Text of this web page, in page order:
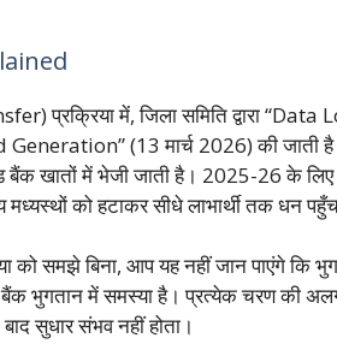
प्रक्रिया में, जिला समिति द्वारा “Data
Generation” (13 मार्च 2026) की जाती है
बैंक खातों में भेजी जाती है। 2025-26 के
मध्यस्थों को हटाकर सीधे लाभार्थी तक धन
को समझे बिना, आप यह नहीं जान पाएंगे कि
बैंक भुगतान में समस्या है। प्रत्येक चरण की
सुधार संभव नहीं होता।